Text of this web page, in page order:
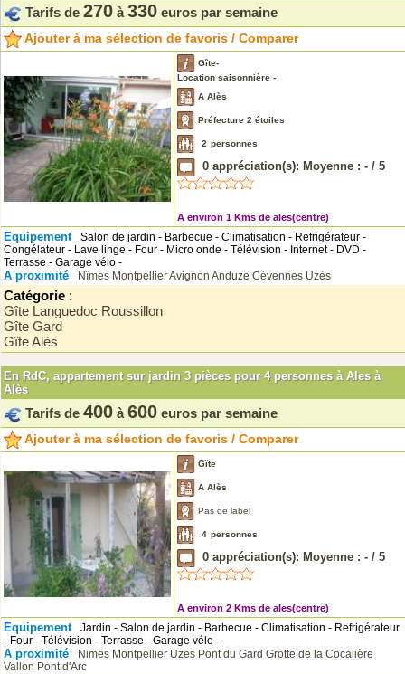
Tarifs de 270 à 330 euros par semaine
Ajouter à ma sélection de favoris / Comparer
Gîte-
Location saisonnière -
A Alès
Préfecture 2 étoiles
2 personnes
0 appréciation(s): Moyenne : - / 5
A environ 1 Kms de ales(centre)
Equipement
Salon de jardin - Barbecue - Climatisation - Refrigérateur -
Congélateur - Lave linge - Four - Micro onde - Télévision - Internet - DVD -
Terrasse - Garage vélo -
A proximité Nîmes MontpellierAvignon Anduze Cévennes Uzès
Catégorie :
Gîte Languedoc Roussillon
Gîte Gard
Gîte Alès
En RdC, appartement sur jardin 3 pièces pour 4 personnes à Ales à
Alès
Tarifs de 400 à 600 euros par semaine
Ajouter à ma sélection de favoris / Comparer
Gîte
A Alès
Pas de label
4 personnes
0 appréciation(s): Moyenne : - / 5
A environ 2 Kms de ales(centre)
Equipement
Jardin - Salon de jardin - Barbecue - Climatisation - Refrigérateur
- Four - Télévision - Terrasse - Garage vélo -
A proximité Nimes Montpellier Uzes Pont du Gard Grotte de la Cocalière
Vallon Pont d'Arc